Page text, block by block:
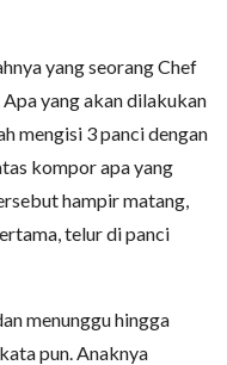
yang seorang Chef
yang akan dilakukan
mengisi 3 panci dengan
kompor apa yang
hampir matang,
telur di panci
menunggu hingga
pun. Anaknya